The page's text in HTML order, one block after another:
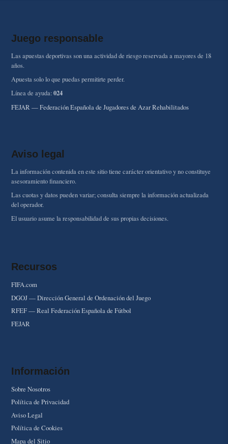
Juego responsable
Las apuestas deportivas son una actividad de riesgo reservada a mayores de 18
años.
Apuesta solo lo que puedas permitirte perder.
Línea de ayuda:024
FEJAR — Federación Española de Jugadores de Azar Rehabilitados
Aviso legal
La información contenida en este sitio tiene carácter orientativo y no constituye
asesoramiento financiero.
Las cuotas y datos pueden variar; consulta siempre la información actualizada
del operador.
El usuario asume la responsabilidad de sus propias decisiones.
Recursos
FIFA.com
DGOJ — Dirección General de Ordenación del Juego
RFEF — Real Federación Española de Fútbol
FEJAR
Información
Sobre Nosotros
Política de Privacidad
Aviso Legal
Política de Cookies
Mapa del Sitio